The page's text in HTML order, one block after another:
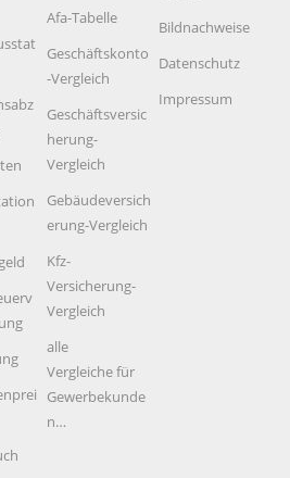
Afa-Tabelle
Geschäftskonto
-Vergleich
Geschäftsversic
herung-
Vergleich
Gebäudeversich
erung-Vergleich
Kfz-
Versicherung-
Vergleich
alle
Vergleiche für
Gewerbekunde
n…
Bildnachweise
Datenschutz
Impressum